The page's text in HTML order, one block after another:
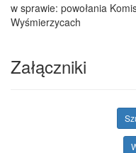
w sprawie: powołania
Wyśmierzycach
Załączniki